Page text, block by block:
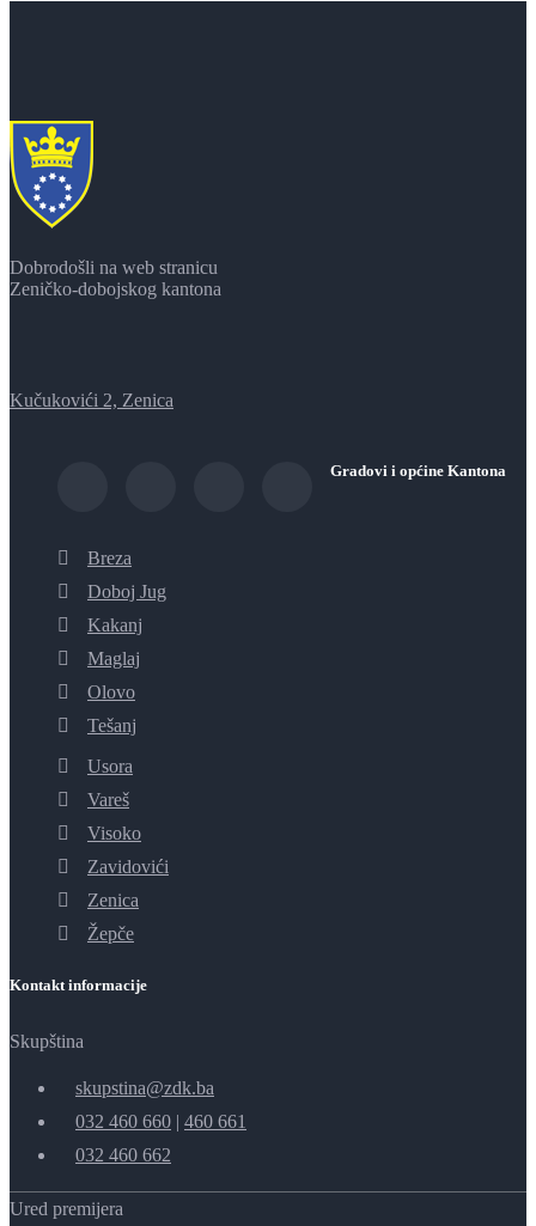
Dobrodošli na web stranicu
Zeničko-dobojskog kantona
Kučukovići 2, Zenica
Gradovi i općine Kantona
Breza
Doboj Jug
Kakanj
Maglaj
Olovo
Tešanj
Usora
Vareš
Visoko
Zavidovići
Zenica
Žepče
Kontakt informacije
Skupština
skupstina@zdk.ba
032 460 660 | 460 661
032 460 662
Ured premijera